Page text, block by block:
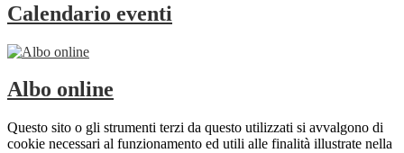
Calendario eventi
Albo online
Questo sito o gli strumenti terzi da questo utilizzati si avvalgono di
cookie necessari al funzionamento ed utili alle finalità illustrate nella